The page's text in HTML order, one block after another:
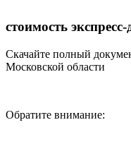
стоимость
Скачайте полный
Московской области
Обратите внимание: